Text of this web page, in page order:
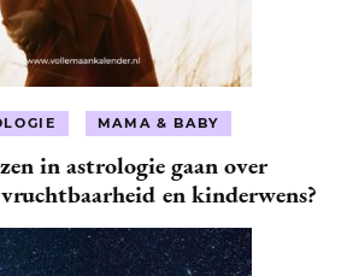
MAMA & BABY
in astrologie gaan over
en kinderwens?